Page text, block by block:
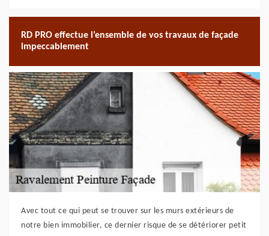
RD PRO effectue l’ensemble de vos travaux de façade
impeccablement
Avec tout ce qui peut se trouver sur les murs extérieurs de
notre bien immobilier, ce dernier risque de se détériorer petit